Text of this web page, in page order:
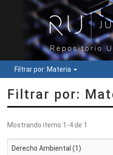
Filtrar por: Materia
Filtrar por:
Mostrando ítems 1-4 de 1
Derecho Ambiental (1)